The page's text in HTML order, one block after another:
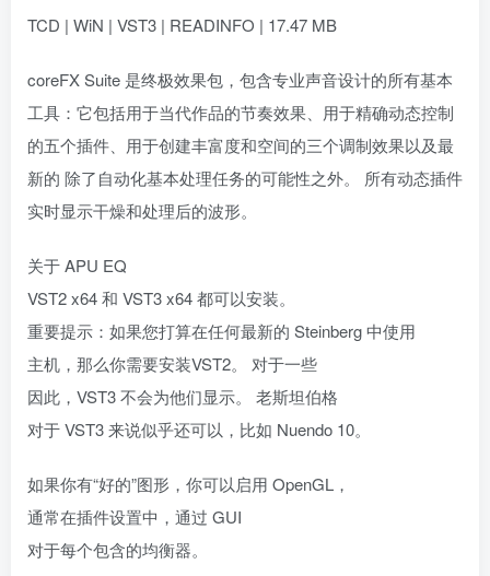
TCD | WiN | VST3 | READINFO | 17.47 MB
coreFX Suite 是终极效果包，包含专业声音设计的所有基本
工具：它包括用于当代作品的节奏效果、用于精确动态控制
的五个插件、用于创建丰富度和空间的三个调制效果以及最
新的 除了自动化基本处理任务的可能性之外。 所有动态插件
实时显示干燥和处理后的波形。
关于 APU EQ
VST2 x64 和 VST3 x64 都可以安装。
重要提示：如果您打算在任何最新的 Steinberg 中使用
主机，那么你需要安装VST2。 对于一些
因此，VST3 不会为他们显示。 老斯坦伯格
对于 VST3 来说似乎还可以，比如 Nuendo 10。
如果你有“好的”图形，你可以启用 OpenGL，
通常在插件设置中，通过 GUI
对于每个包含的均衡器。